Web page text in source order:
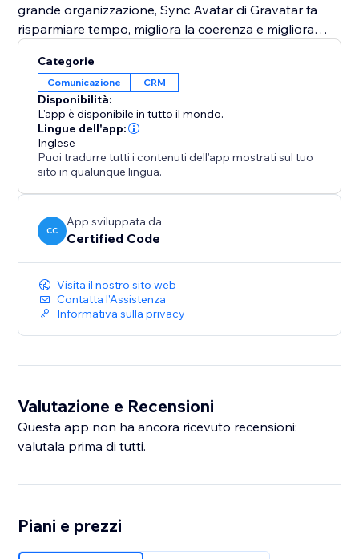
grande organizzazione, Sync Avatar di Gravatar fa
risparmiare tempo, migliora la coerenza e migliora
Perfetto per comunità, directory, abbonamenti a
pagamento, corsi online e qualsiasi sito in cui l'identità
dei membri è importante.
Categorie
Comunicazione CRM
Disponibilità:
L'app è disponibile in tutto il mondo.
Lingue dell'app:
Inglese
Puoi tradurre tutti i contenuti dell'app mostrati sul tuo
sito in qualunque lingua.
CC
App sviluppata da
Certified Code
Visita il nostro sito web
Contatta l'Assistenza
Informativa sulla privacy
Valutazione e Recensioni
Questa app non ha ancora ricevuto recensioni:
valutala prima di tutti.
Piani e prezzi